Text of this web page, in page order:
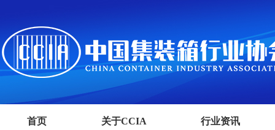
首页 关于CCIA 行业资讯